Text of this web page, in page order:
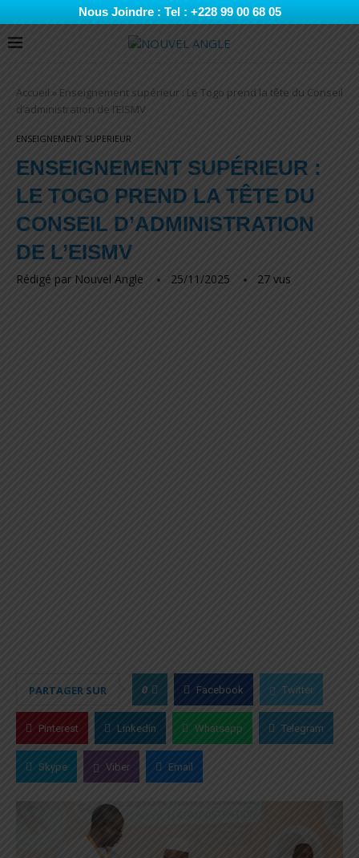
Nous Joindre : Tel : +228 99 00 68 05
Accueil » Enseignement supérieur : Le Togo prend la tête du Conseil
d’administration de l’EISMV
ENSEIGNEMENT SUPERIEUR
ENSEIGNEMENT SUPÉRIEUR :
LE TOGO PREND LA TÊTE DU
CONSEIL D’ADMINISTRATION
DE L’EISMV
Rédigé par Nouvel Angle 25/11/2025 27 vus
PARTAGER SUR 0 Facebook Twitter
Pinterest Linkedin Whatsapp Telegram
Skype Viber Email